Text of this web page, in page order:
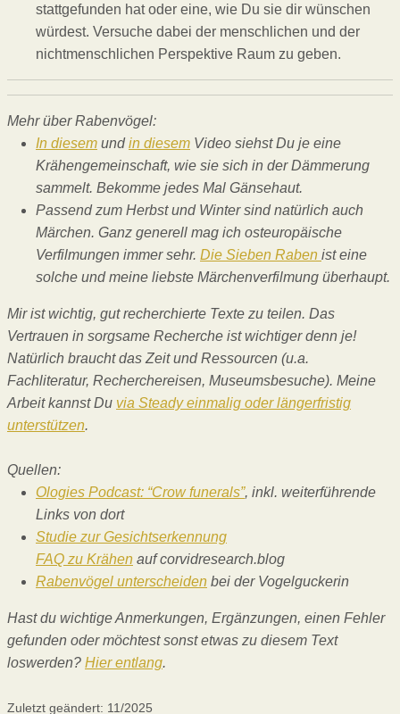
stattgefunden hat oder eine, wie Du sie dir wünschen
würdest. Versuche dabei der menschlichen und der
nichtmenschlichen Perspektive Raum zu geben.
Mehr über Rabenvögel:
In diesem undin diesem Video siehst Du je eine
Krähengemeinschaft, wie sie sich in der Dämmerung
sammelt. Bekomme jedes Mal Gänsehaut.
Passend zum Herbst und Winter sind natürlich auch
Märchen. Ganz generell mag ich osteuropäische
Verfilmungen immer sehr. Die Sieben Raben ist eine
solche und meine liebste Märchenverfilmung überhaupt.
Mir ist wichtig, gut recherchierte Texte zu teilen. Das
Vertrauen in sorgsame Recherche ist wichtiger denn je!
Natürlich braucht das Zeit und Ressourcen (u.a.
Fachliteratur, Recherchereisen, Museumsbesuche). Meine
Arbeit kannst Du via Steady einmalig oder längerfristig
unterstützen.
Quellen:
Ologies Podcast: “Crow funerals”, inkl. weiterführende
Links von dort
Studie zur Gesichtserkennung
FAQ zu Krähen auf corvidresearch.blog
Rabenvögel unterscheiden bei der Vogelguckerin
Hast du wichtige Anmerkungen, Ergänzungen, einen Fehler
gefunden oder möchtest sonst etwas zu diesem Text
loswerden? Hier entlang.
Zuletzt geändert: 11/2025